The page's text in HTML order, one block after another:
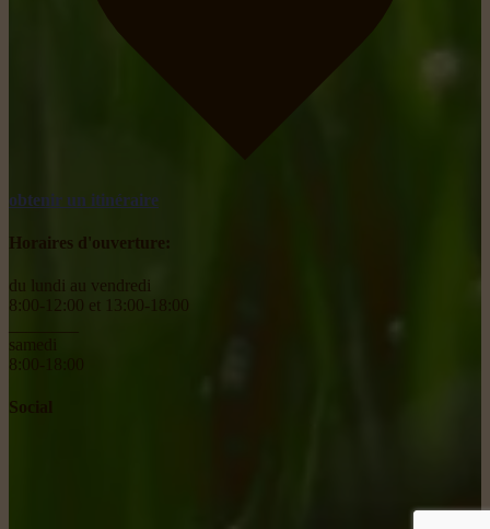
obtenir un itinéraire
Horaires d'ouverture:
du lundi au vendredi
8:00-12:00 et 13:00-18:00
samedi
8:00-18:00
Social